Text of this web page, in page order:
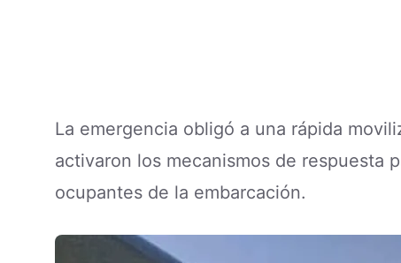
La emergencia obligó a una rápida
activaron los mecanismos de respuesta
ocupantes de la embarcación.